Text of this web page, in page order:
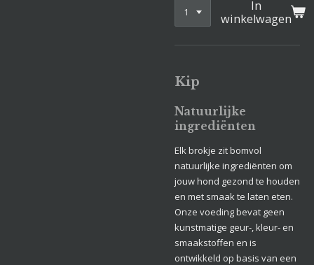
In
winkelwagen
Kip
Natuurlijke
ingrediënten
Elk brokje zit bomvol
natuurlijke ingrediënten om
jouw hond gezond te houden
en met smaak te laten eten.
Onze voeding bevat geen
kunstmatige geur-, kleur- en
smaakstoffen en is
ontwikkeld op basis van een